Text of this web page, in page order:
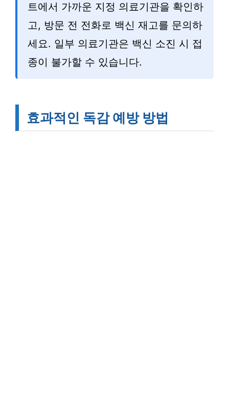
트에서 가까운 지정 의료기관을 확인하
고, 방문 전 전화로 백신 재고를 문의하
세요. 일부 의료기관은 백신 소진 시 접
종이 불가할 수 있습니다.
효과적인 독감 예방 방법